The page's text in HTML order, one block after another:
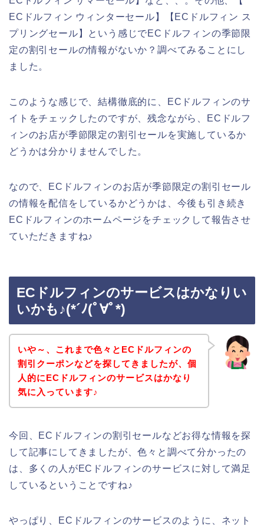
ECドルフィン ウィンターセール】【ECドルフィン ス
プリングセール】という感じでECドルフィンの季節限
定の割引セールの情報がないか？調べてみることにし
ました。
このような感じで、結構徹底的に、ECドルフィンのサ
イトをチェックしたのですが、残念ながら、ECドルフ
ィンのお店が季節限定の割引セールを実施しているか
どうかは分かりませんでした。
なので、ECドルフィンのお店が季節限定の割引セール
の情報を配信をしているかどうかは、今後も引き続き
ECドルフィンのホームページをチェックして報告させ
ていただきますね♪
ECドルフィンのサービスはかなりい
いかも♪(*´ﾉ(ﾟ∀ﾟ*)
いや～、これまで色々とECドルフィンの
割引クーポンなどを探してきましたが、個
人的にECドルフィンのサービスはかなり
気に入っています♪
今回、ECドルフィンの割引セールなどお得な情報を探
して記事にしてきましたが、色々と調べて分かったの
は、多くの人がECドルフィンのサービスに対して満足
しているということですね♪
やっぱり、ECドルフィンのサービスのように、ネット